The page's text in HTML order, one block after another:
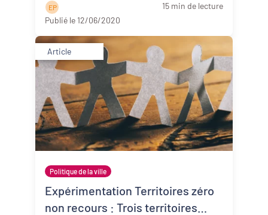
E P
15 min de lecture
Publié le 12/06/2020
Article
Politique de la ville
Expérimentation Territoires zéro
non recours : Trois territoires